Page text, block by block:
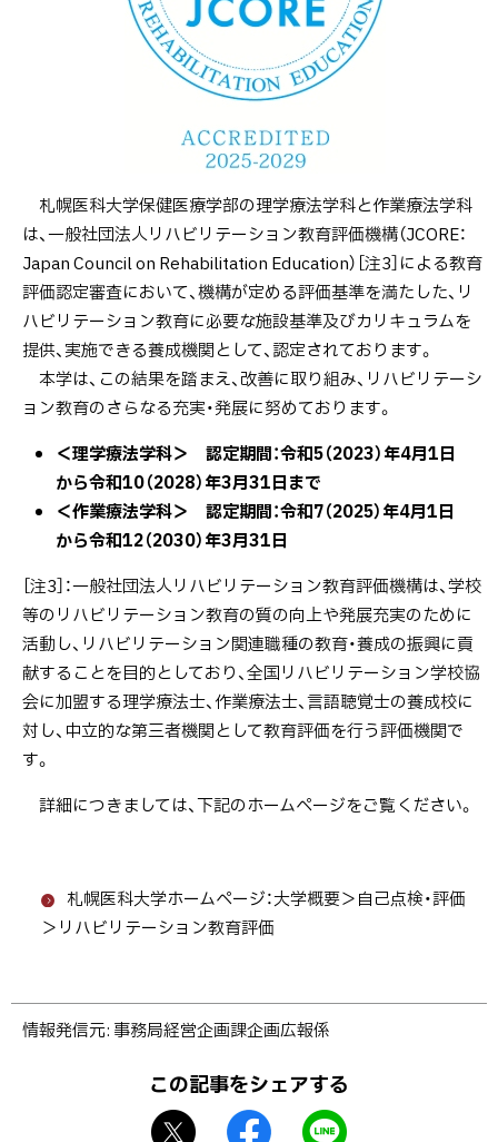
札幌医科大学保健医療学部の理学療法学科と作業療法学科
は、一般社団法人リハビリテーション教育評価機構（JCORE：
Japan Council on Rehabilitation Education）［注3］による教育
評価認定審査において、機構が定める評価基準を満たした、リ
ハビリテーション教育に必要な施設基準及びカリキュラムを
提供、実施できる養成機関として、認定されております。
本学は、この結果を踏まえ、改善に取り組み、リハビリテーシ
ョン教育のさらなる充実・発展に努めております。
＜理学療法学科＞ 認定期間：令和5（2023）年4月1日
から令和10（2028）年3月31日まで
＜作業療法学科＞ 認定期間：令和7（2025）年4月1日
から令和12（2030）年3月31日
［注3］：一般社団法人リハビリテーション教育評価機構は、学校
等のリハビリテーション教育の質の向上や発展充実のために
活動し、リハビリテーション関連職種の教育・養成の振興に貢
献することを目的としており、全国リハビリテーション学校協
会に加盟する理学療法士、作業療法士、言語聴覚士の養成校に
対し、中立的な第三者機関として教育評価を行う評価機関で
す。
詳細につきましては、下記のホームページをご覧ください。
札幌医科大学ホームページ：大学概要＞自己点検・評価
＞リハビリテーション教育評価
ト
情報発信元 事務局経営企画課企画広報係
この記事をシェアする